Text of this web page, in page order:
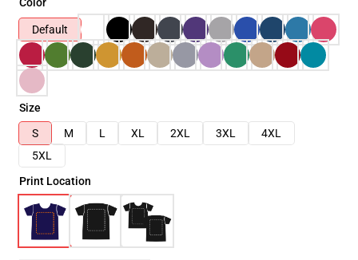
Default
Size
S
M L XL 2XL 3XL
4XL
5XL
Print Location